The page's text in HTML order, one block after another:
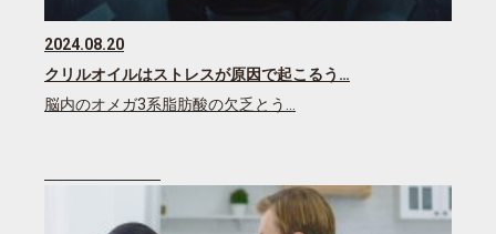
2024.08.20
クリルオイルはストレスが原因で起こるう…
脳内のオメガ3系脂肪酸の欠乏とう…